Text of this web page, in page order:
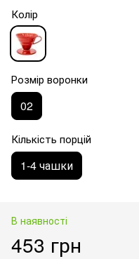
Колір
Розмір воронки
02
Кількість порцій
1-4 чашки
В наявності
453 грн